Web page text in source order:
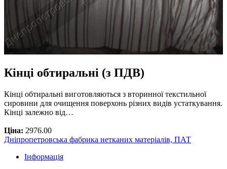
Кінці обтиральні (з ПДВ)
Кінці обтиральні виготовляються з вторинної текстильної
сировини для очищення поверхонь різних видів устаткування.
Кінці залежно від…
Ціна: 2976.00
Дніпропетровська фабрика нетканих матеріалів, ПАТ
Інформація